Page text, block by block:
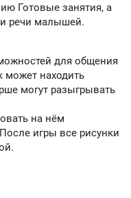
Готовые занятия, а
речи малышей.
для общения
находить
могут разыгрывать
на нём
игры все рисунки